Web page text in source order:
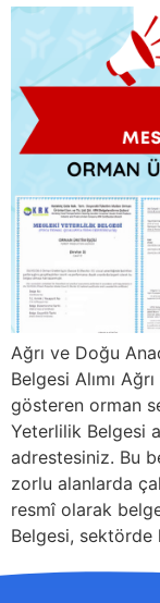
Ağrı ve Doğu
Belgesi Alımı
gösteren orman
Yeterlilik Belgesi
adrestesiniz. Bu
zorlu alanlarda
resmî olarak
Belgesi,